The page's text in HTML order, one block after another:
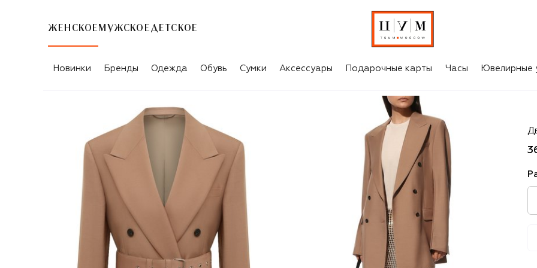
ЖЕНСКОЕ МУЖСКОЕ ДЕТСКОЕ
Новинки Бренды Одежда Обувь Сумки Аксессуары Подарочные карты Часы Ювелирные